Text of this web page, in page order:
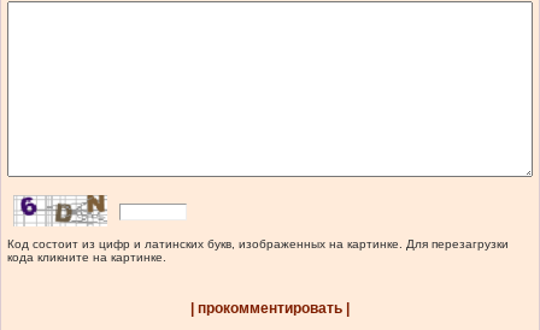
Код состоит из цифр и латинских букв, изображенных на картинке. Для перезагрузки
кода кликните на картинке.
| прокомментировать |